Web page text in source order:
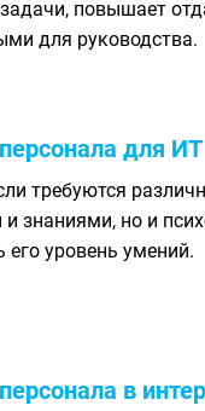
повышает
для руководства.
для ИТ
требуются
знаниями, но и
его уровень умений.
в